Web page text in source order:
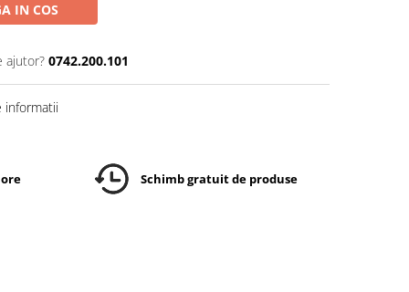
IN COS
ajutor? 0742.200.101
informatii
Schimb gratuit de produse